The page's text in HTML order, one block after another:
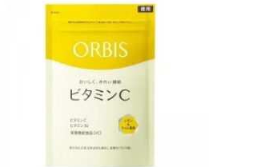
ミンC＆ビタミンB2」、スムーズなリズムづくり
で快調を目指す「オリゴ糖＆酵素」、いつだって
イキイキ、あなたらしい表情をサポートする「ビ
タミンB群＆アミノ酸」、スマホ漬けの日々をケ
アしてうるっとクリアな1日のスタートに「ビタ
ミンA＆ルテイン」、紫外線を気にかける女性こ
美しさをサポートする「カルシウム＆ビタミン